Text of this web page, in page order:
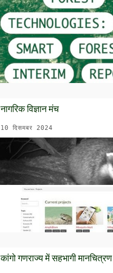
नागरिक विज्ञान मंच
10 दिसमबर 2024
कांगो गणराज्य में सहभागी मानचित्रण